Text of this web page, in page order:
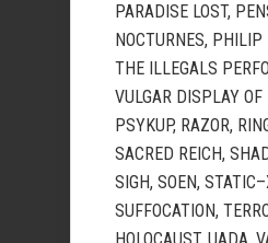
PARADISE LOST,
NOCTURNES,
THE ILLEGALS
VULGAR DISPLAY OF
PSYKUP, RAZOR,
SACRED REICH,
SIGH, SOEN,
SUFFOCATION,